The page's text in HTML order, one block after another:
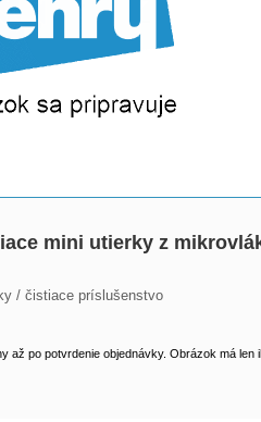
mini utierky z
až po potvrdenie objednávky. Obrázok má len